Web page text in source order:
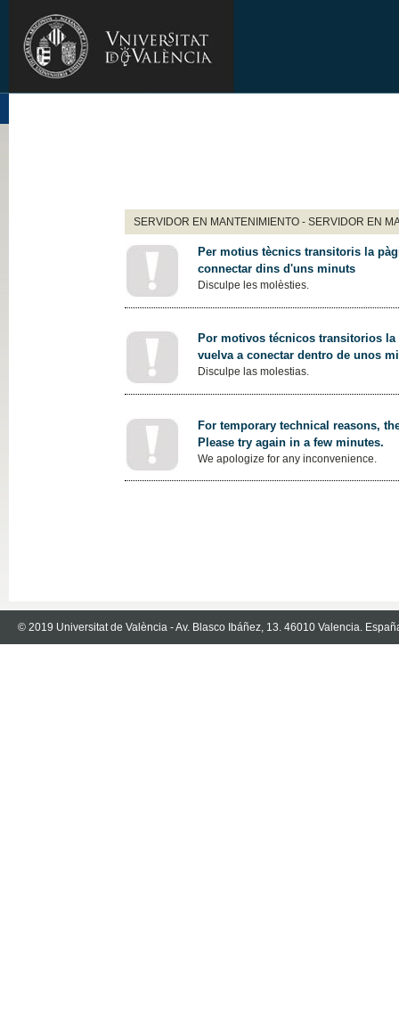
SERVIDOR EN MANTENIMIENTO - SERVIDOR EN
Per motius tècnics transitoris la
connectar dins d'uns minuts
Disculpe les molèsties.
Por motivos técnicos transitorios
vuelva a conectar dentro de unos
Disculpe las molestias.
For temporary technical reasons,
Please try again in a few minutes.
We apologize for any inconvenience.
© 2019 Universitat de València - Av. Blasco Ibáñez, 13. 46010 Valencia.